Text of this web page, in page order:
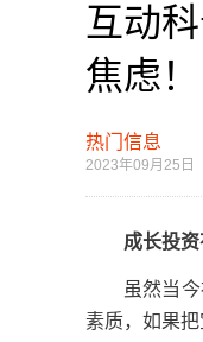
互动
焦虑！
热门信息
2023年09月25日
成长投资
虽然当今社
素质，如果